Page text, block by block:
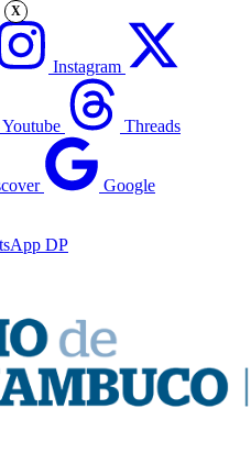
Instagram
Youtube Threads
Google
DP
X